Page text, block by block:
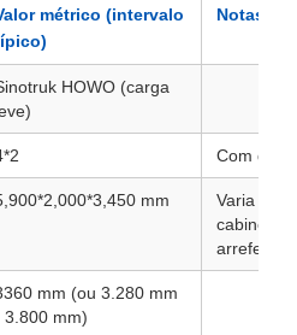
métrico (intervalo
Notas
HOWO (carga
Com dois
mm
Varia
cabine e
mm (ou 3.280 mm
3.800 mm)